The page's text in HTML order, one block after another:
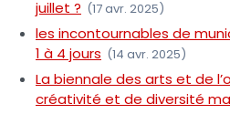
juillet ? (17 avr. 2025)
les incontournables de
1 à 4 jours (14 avr. 2025)
La biennale des arts et de
créativité et de diversité